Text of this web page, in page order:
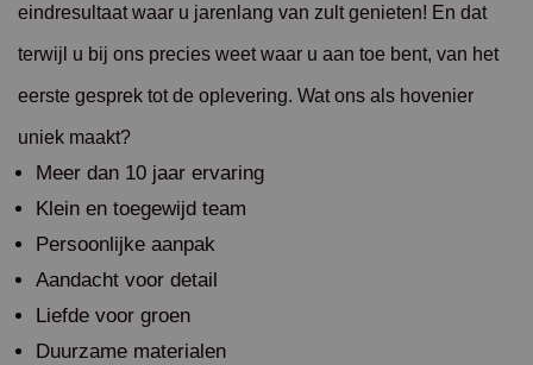
eindresultaat waar u jarenlang van zult genieten! En dat
terwijl u bij ons precies weet waar u aan toe bent, van het
eerste gesprek tot de oplevering. Wat ons als hovenier
uniek maakt?
Meer dan 10 jaar ervaring
Klein en toegewijd team
Persoonlijke aanpak
Aandacht voor detail
Liefde voor groen
Duurzame materialen